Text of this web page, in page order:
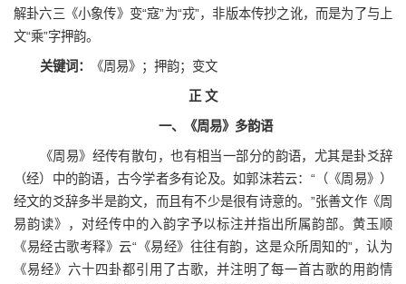
解卦六三《小象传》变“寇”为“戎”，非版本传抄之讹，而是为了与上
文“乘”字押韵。
关键词： 《周易》；押韵；变文
正 文
一、《周易》多韵语
《周易》经传有散句，也有相当一部分的韵语，尤其是卦爻辞
（经）中的韵语，古今学者多有论及。如郭沫若云：“（《周易》）
经文的爻辞多半是韵文，而且有不少是很有诗意的。”张善文作《周
易韵读》，对经传中的入韵字予以标注并指出所属韵部。黄玉顺
《易经古歌考释》云“《易经》往往有韵，这是众所周知的”，认为
《易经》六十四卦都引用了古歌，并注明了每一首古歌的用韵情